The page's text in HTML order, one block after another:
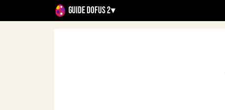
Guide Dofus 2▾